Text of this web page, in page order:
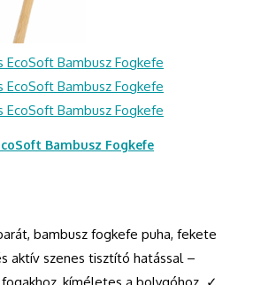
Bambusz Fogkefe
bambusz fogkefe puha, fekete
aktív szenes tisztító hatással –